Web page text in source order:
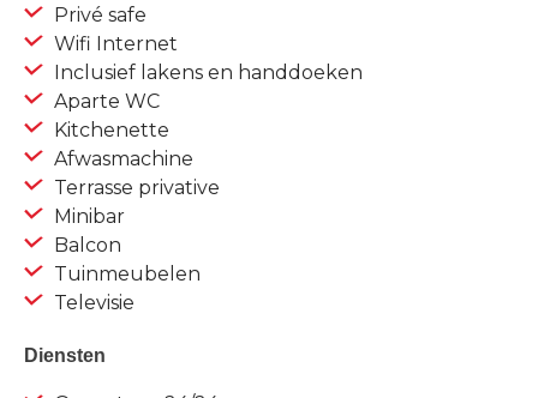
Privé safe
Wifi Internet
Inclusief lakens en handdoeken
Aparte WC
Kitchenette
Afwasmachine
Terrasse privative
Minibar
Balcon
Tuinmeubelen
Televisie
Diensten